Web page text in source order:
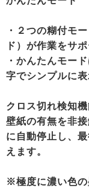
・２つの糊付モ
ド）が作業をサ
・かんたんモー
字でシンプルに
クロス切れ検知
壁紙の有無を非
に自動停止し、
えます。
※極度に濃い色の